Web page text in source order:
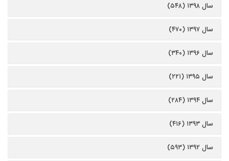
سال ۱۳۹۸ (۵۴۸)
سال ۱۳۹۷ (۴۷۰)
سال ۱۳۹۶ (۳۴۰)
سال ۱۳۹۵ (۲۲۱)
سال ۱۳۹۴ (۲۸۴)
سال ۱۳۹۳ (۴۱۶)
سال ۱۳۹۲ (۵۹۳)